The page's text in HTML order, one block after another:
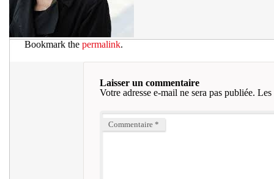
Bookmark the permalink.
Laisser un commentaire
Votre adresse e-mail ne sera pas publiée. Les
Commentaire *